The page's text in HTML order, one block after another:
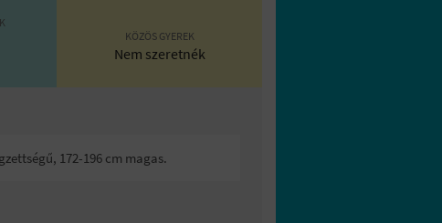
KÖZÖS GYEREK
Nem szeretnék
172-196 cm magas.